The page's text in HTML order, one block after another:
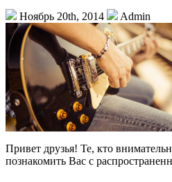
Ноябрь 20th, 2014 Admin
Привет друзья! Те, кто
познакомить Вас с